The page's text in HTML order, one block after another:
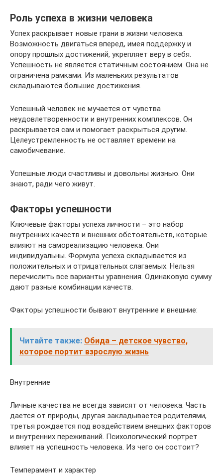
Роль успеха в жизни человека
Успех раскрывает новые грани в жизни человека.
Возможность двигаться вперед, имея поддержку и
опору прошлых достижений, укрепляет веру в себя.
Успешность не является статичным состоянием. Она не
ограничена рамками. Из маленьких результатов
складываются большие достижения.
Успешный человек не мучается от чувства
неудовлетворенности и внутренних комплексов. Он
раскрывается сам и помогает раскрыться другим.
Целеустремленность не оставляет времени на
самобичевание.
Успешные люди счастливы и довольны жизнью. Они
знают, ради чего живут.
Факторы успешности
Ключевые факторы успеха личности – это набор
внутренних качеств и внешних обстоятельств, которые
влияют на самореализацию человека. Они
индивидуальны. Формула успеха складывается из
положительных и отрицательных слагаемых. Нельзя
перечислить все варианты уравнения. Одинаковую сумму
дают разные комбинации качеств.
Факторы успешности бывают внутренние и внешние:
Читайте также: Обида – детское чувство,
которое портит взрослую жизнь
Внутренние
Личные качества не всегда зависят от человека. Часть
дается от природы, другая закладывается родителями,
третья рождается под воздействием внешних факторов
и внутренних переживаний. Психологический портрет
влияет на успешность человека. Из чего он состоит?
Темперамент и характер